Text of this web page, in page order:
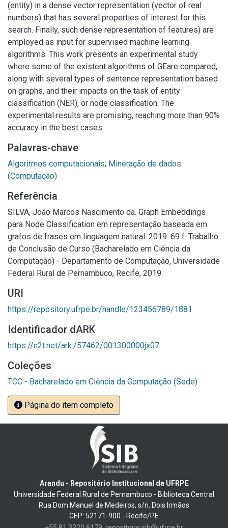
(entity) in a dense vector representation (vector of real
numbers) that has several properties of interest for this
search. Finally, such dense representation of features) are
employed as input for supervised machine learning
algorithms. This work presents an experimental study
where some of the existent algorithms of GEare compared,
along with several types of sentence representation based
on graphs, and their impacts on the task of entity
classification (NER), or node classification. The
experimental results are promising, reaching more than 90%
accuracy in the best cases
Palavras-chave
Algoritmos computacionais; Mineração de dados
(Computação)
Referência
SILVA, João Marcos Nascimento da. Graph Embeddings
para Node Classification em representação baseada em
grafos de frases em linguagem natural. 2019. 69 f. Trabalho
de Conclusão de Curso (Bacharelado em Ciência da
Computação) - Departamento de Computação, Universidade
Federal Rural de Pernambuco, Recife, 2019.
URI
https://repository.ufrpe.br/handle/123456789/1881
Identificador dARK
https://n2t.net/ark:/57462/001300000jx07
Coleções
TCC - Bacharelado em Ciência da Computação (Sede)
Página do item completo
Arandu - Repositório Institucional da UFRPE
Universidade Federal Rural de Pernambuco - Biblioteca Central
Rua Dom Manuel de Medeiros, s/n, Dois Irmãos
CEP: 52171-900 - Recife/PE